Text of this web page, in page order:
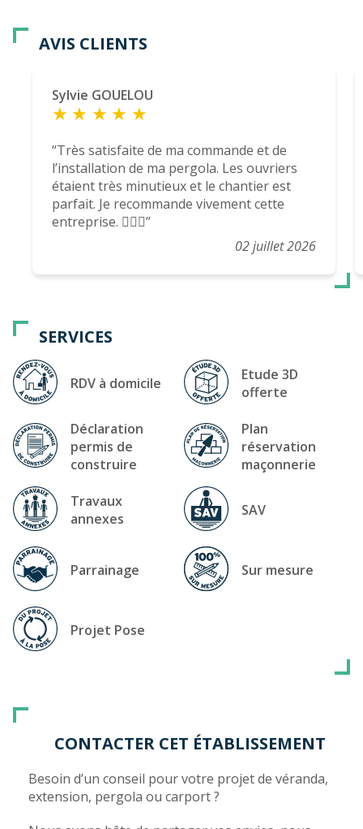
AVIS CLIENTS
Sylvie GOUELOU
02 juillet 2026
Très satisfaite de ma commande et de
l’installation de ma pergola. Les ouvriers
étaient très minutieux et le chantier est
parfait. Je recommande vivement cette
entreprise. 👍🏻😉
SERVICES
RDV à domicile
Etude 3D
offerte
Déclaration
permis de
construire
Plan
réservation
maçonnerie
Travaux
annexes
SAV
Parrainage Sur mesure
Projet Pose
CONTACTER CET ÉTABLISSEMENT
Besoin d’un conseil pour votre projet de véranda,
extension, pergola ou carport ?